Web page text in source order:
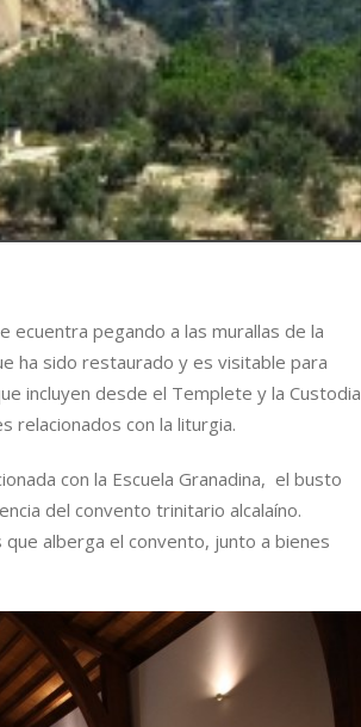
ecuentra pegando a las murallas de la
ha sido restaurado y es visitable para
incluyen desde el Templete y la Custodia
relacionados con la liturgia.
con la Escuela Granadina, el busto
del convento trinitario alcalaíno.
alberga el convento, junto a bienes